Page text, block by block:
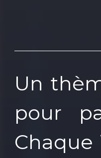
Un
pour
Chaque